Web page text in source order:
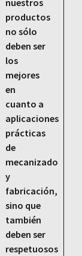
nuestros
productos
no sólo
deben ser
los
mejores
en
cuanto a
aplicaciones
prácticas
de
mecanizado
y
fabricación,
sino que
también
deben ser
respetuosos